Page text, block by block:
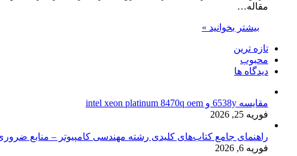
مقاله…
بیشتر بخوانید »
تازه ترین
محبوب
دیدگاه ها
مقایسه 6538y و intel xeon platinum 8470q oem
فوریه 25, 2026
راهنمای جامع کتاب‌های کلیدی رشته مهندسی کامپیوتر – منابع
فوریه 6, 2026